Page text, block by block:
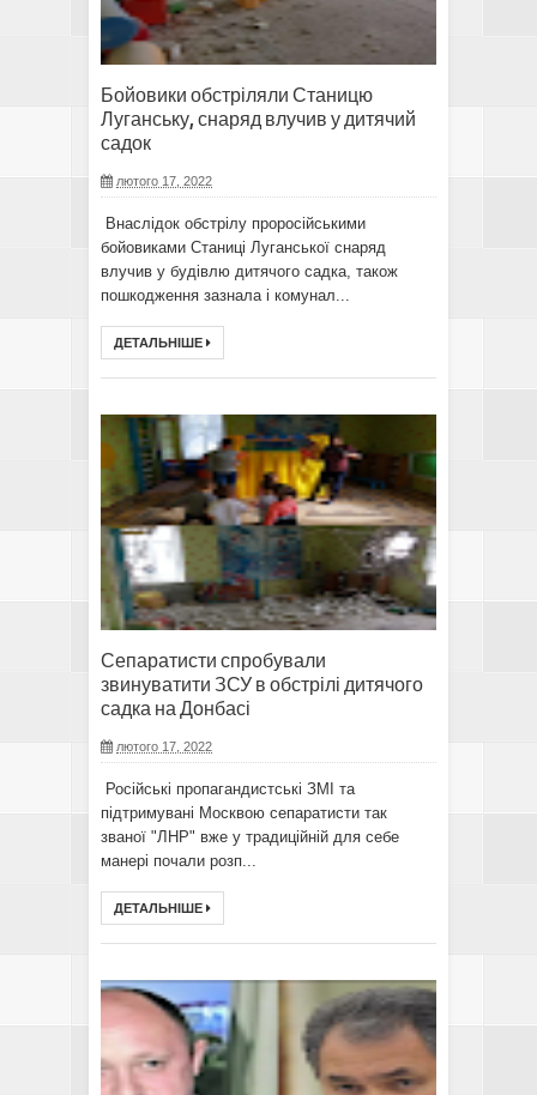
Бойовики обстріляли Станицю
Луганську, снаряд влучив у дитячий
садок
лютого 17, 2022
Внаслідок обстрілу проросійськими
бойовиками Станиці Луганської снаряд
влучив у будівлю дитячого садка, також
пошкодження зазнала і комунал...
ДЕТАЛЬНІШЕ
Сепаратисти спробували
звинуватити ЗСУ в обстрілі дитячого
садка на Донбасі
лютого 17, 2022
Російські пропагандистські ЗМІ та
підтримувані Москвою сепаратисти так
званої "ЛНР" вже у традиційній для себе
манері почали розп...
ДЕТАЛЬНІШЕ